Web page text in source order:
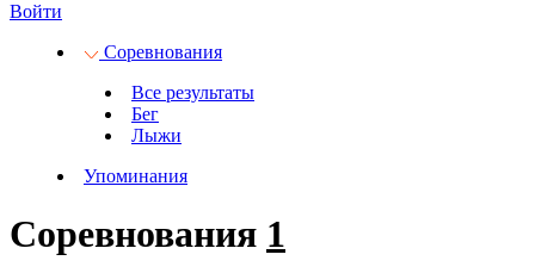
Войти
Соревнования
Все результаты
Бег
Лыжи
Упоминания
Соревнования 1